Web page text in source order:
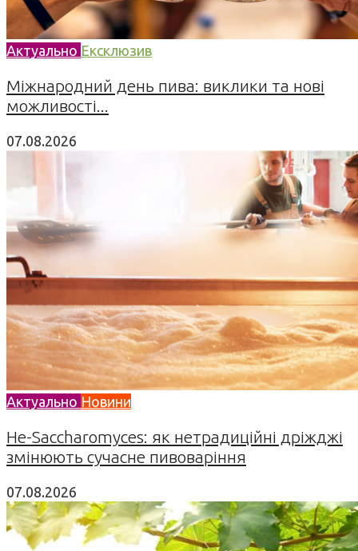
Актуально Ексклюзив
Міжнародний день пива: виклики та нові
можливості...
07.08.2026
Актуально Новини
Не-Saccharomyces: як нетрадиційні дріжджі
змінюють сучасне пивоваріння
07.08.2026